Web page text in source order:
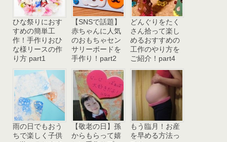
ひな祭りにおす
すめの簡単工
作！手作りおひ
な様リースの作
り方 part1
【SNSで話題】
赤ちゃんに人気
のおもちゃセン
サリーボードを
手作り！part2
どんぐりをたく
さん拾って楽し
めるおすすめの
工作のやり方を
ご紹介！part4
雨の日でもおう
ちで楽しく子供
【敬老の日】孫
からもらって嬉
もう臨月！お産
を早める方法っ